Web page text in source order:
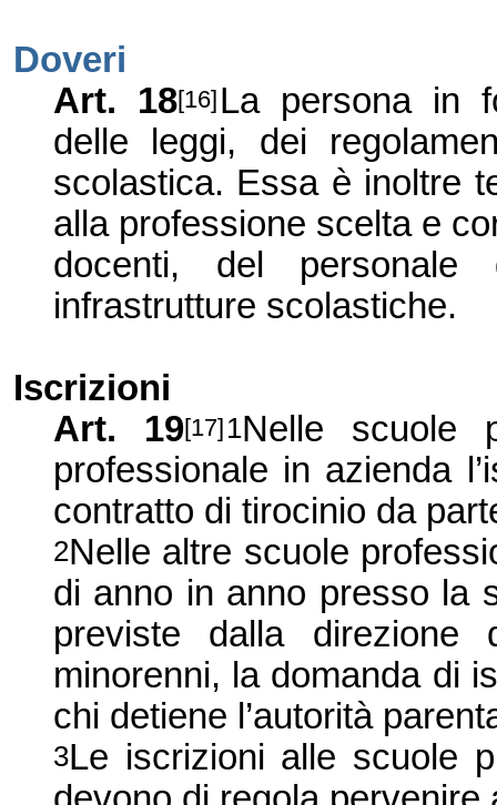
Doveri
Art. 18[16] La persona in
delle leggi, dei
scolastica. Essa è inoltre
alla professione scelta e
docenti, del
infrastrutture scolastiche.
Iscrizioni
Art. 19[17] 1Nelle scuole
professionale in azienda
contratto di tirocinio da
2Nelle altre scuole
di anno in anno presso la
previste dalla
minorenni, la domanda di
chi detiene l’autorità
3Le iscrizioni alle scuole